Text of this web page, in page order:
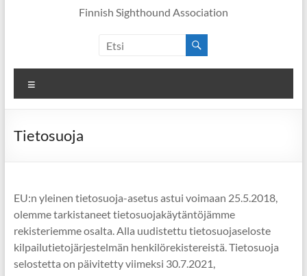
Finnish Sighthound Association
Tietosuoja
EU:n yleinen tietosuoja-asetus astui voimaan 25.5.2018,
olemme tarkistaneet tietosuojakäytäntöjämme
rekisteriemme osalta. Alla uudistettu tietosuojaseloste
kilpailutietojärjestelmän henkilörekistereistä. Tietosuoja
selostetta on päivitetty viimeksi 30.7.2021,